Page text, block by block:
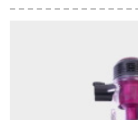
扫除机